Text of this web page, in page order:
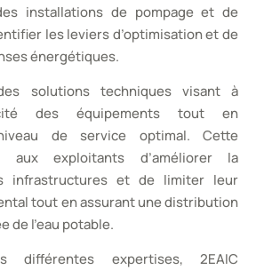
installations de pompage et de
les leviers d’optimisation et de
énergétiques.
solutions techniques visant à
des équipements tout en
de service optimal. Cette
aux exploitants d’améliorer la
infrastructures et de limiter leur
tout en assurant une distribution
de l’eau potable.
différentes expertises, 2EAIC